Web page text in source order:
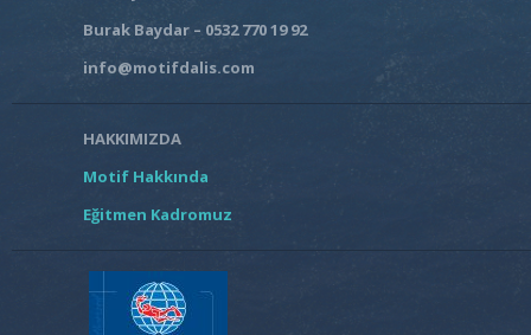
Burak Baydar – 0532 770 19 92
info@motifdalis.com
HAKKIMIZDA
Motif Hakkında
Eğitmen Kadromuz